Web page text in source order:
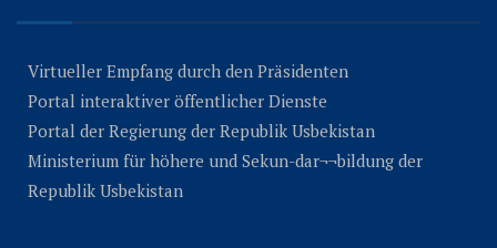
Virtueller Empfang durch den Präsidenten
Portal interaktiver öffentlicher Dienste
Portal der Regierung der Republik Usbekistan
Ministerium für höhere und Sekun-dar¬¬bildung der
Republik Usbekistan